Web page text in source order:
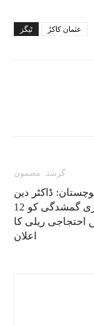
ٹیگز عثمان کاکڑ
گزشتہ مضمون
ڈاکٹر دین
محمد کی جبری گمشدگی کو 12
احتجاجی ریلی کا
اعلان